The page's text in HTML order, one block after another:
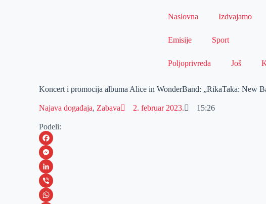
Naslovna Izdvajamo
Emisije Sport
Poljoprivreda Još
Koncert i promocija albuma Alice in WonderBand: „RikaTaka: New
Najava događaja, Zabava 2. februar 2023. 15:26
Podeli:
F
a
c
e
M
e
s
L
iV